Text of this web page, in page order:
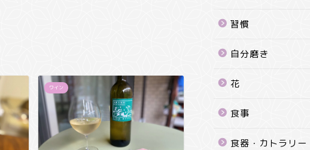
ワイン
習慣
自分磨き
花
食事
食器・カトラリー